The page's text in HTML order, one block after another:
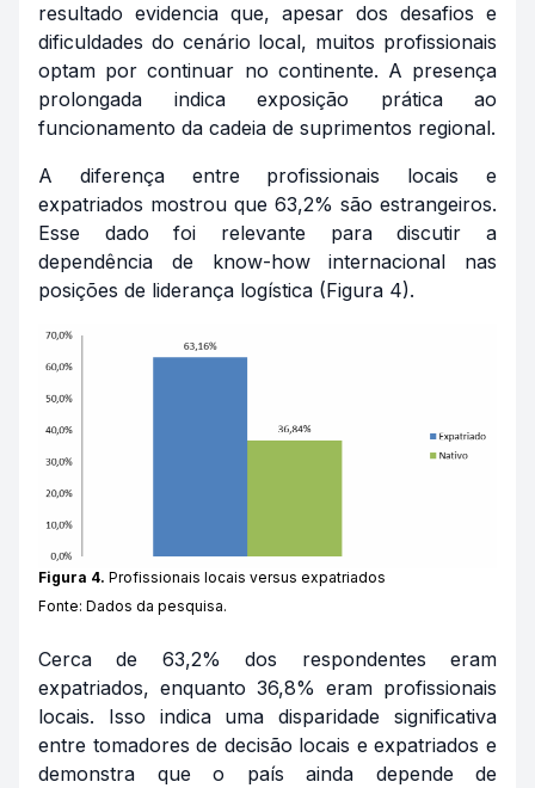
resultado evidencia que, apesar dos desafios e
dificuldades do cenário local, muitos profissionais
optam por continuar no continente. A presença
prolongada indica exposição prática ao
funcionamento da cadeia de suprimentos regional.
A diferença entre profissionais locais e
expatriados mostrou que 63,2% são estrangeiros.
Esse dado foi relevante para discutir a
dependência de know-howinternacional nas
posições de liderança logística (Figura 4).
Figura 4. Profissionais locais versus expatriados
Fonte: Dados da pesquisa.
Cerca de 63,2% dos respondentes eram
expatriados, enquanto 36,8% eram profissionais
locais. Isso indica uma disparidade significativa
entre tomadores de decisão locais e expatriados e
demonstra que o país ainda depende de